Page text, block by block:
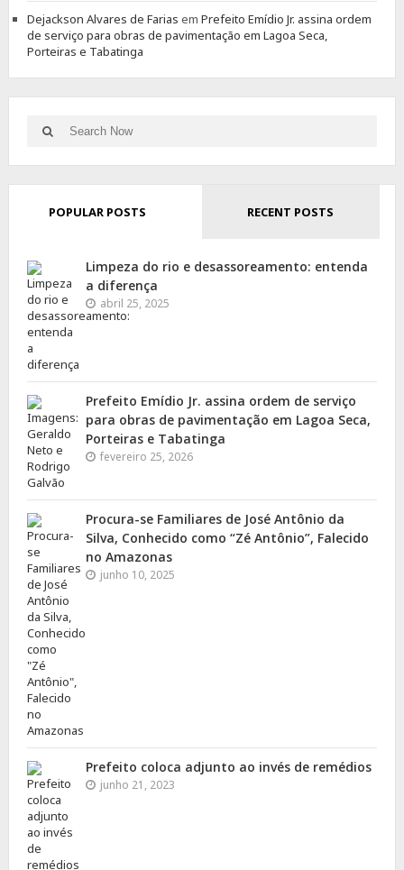
Dejackson Alvares de Farias em Prefeito Emídio Jr. assina ordem
de serviço para obras de pavimentação em Lagoa Seca,
Porteiras e Tabatinga
Search
for:
Search
POPULAR POSTS RECENT POSTS
Limpeza do rio e desassoreamento: entenda
a diferença
abril 25, 2025
Prefeito Emídio Jr. assina ordem de serviço
para obras de pavimentação em Lagoa Seca,
Porteiras e Tabatinga
fevereiro 25, 2026
Procura-se Familiares de José Antônio da
Silva, Conhecido como “Zé Antônio”, Falecido
no Amazonas
junho 10, 2025
Prefeito coloca adjunto ao invés de remédios
junho 21, 2023